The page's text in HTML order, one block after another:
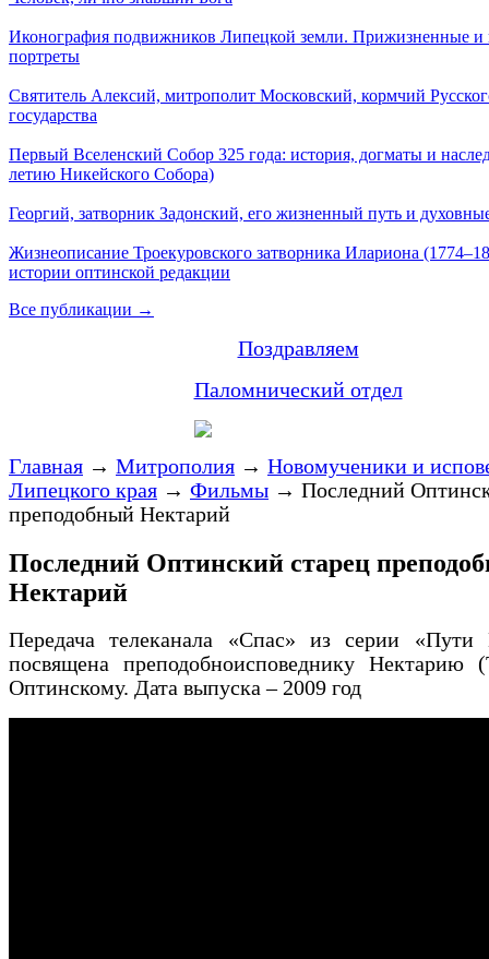
Иконография подвижников Липецкой земли. Прижизненные и
портреты
Святитель Алексий, митрополит Московский, кормчий
государства
Первый Вселенский Собор 325 года: история, догматы и
летию Никейского Собора)
Георгий, затворник Задонский, его жизненный путь и
Жизнеописание Троекуровского затворника Илариона
истории оптинской редакции
Все публикации →
Поздравляем
Паломнический отдел
Главная → Митрополия → Новомученики и
Липецкого края → Фильмы → Последний
преподобный Нектарий
Последний Оптинский старец
Нектарий
Передача телеканала «Спас» из серии «Пути
посвящена преподобноисповеднику Нектарию
Оптинскому. Дата выпуска – 2009 год